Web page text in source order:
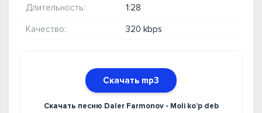
Длительность: 1:28
Качество: 320 kbps
Скачать mp3
Скачать песню Daler Farmonov - Moli ko’p deb